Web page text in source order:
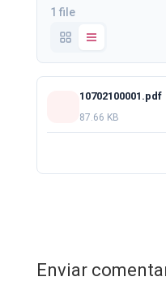
1 file
10702100001.pdf
87.66 KB
Enviar